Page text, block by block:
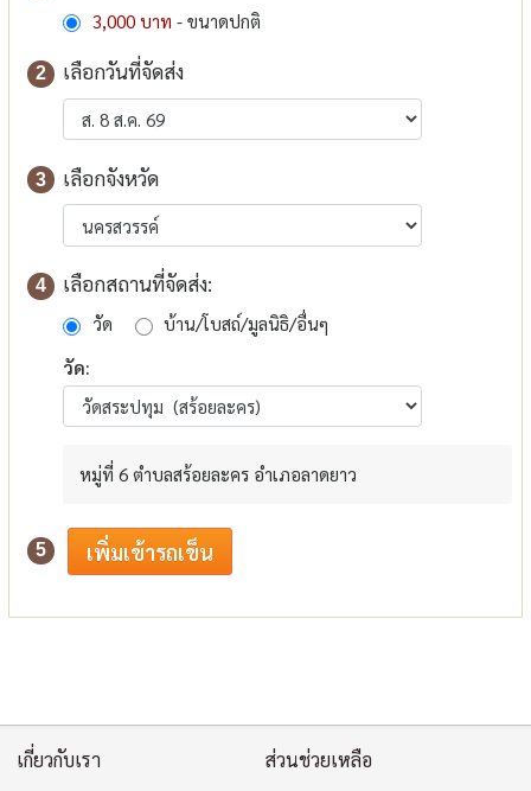
3,000 บาท - ขนาดปกติ
2 เลือกวันที่จัดส่ง
3 เลือกจังหวัด
4 เลือกสถานที่จัดส่ง:
วัด
บ้าน/โบสถ์/มูลนิธิ/อื่นๆ
วัด:
หมู่ที่ 6 ตำบลสร้อยละคร อำเภอลาดยาว
5
เกี่ยวกับเรา ส่วนช่วยเหลือ